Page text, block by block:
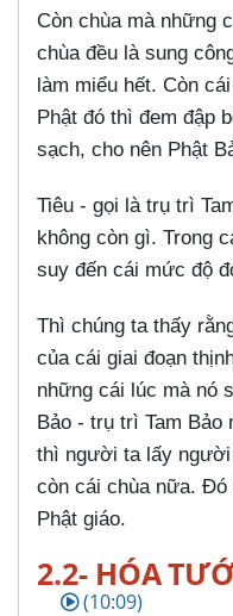
Còn chùa mà những
chùa đều là sung
làm miểu hết. Còn
Phật đó thì đem đập
sạch, cho nên Phật
Tiêu - gọi là trụ trì
không còn gì. Trong
suy đến cái mức độ
Thì chúng ta thấy
của cái giai đoạn
những cái lúc mà nó
Bảo - trụ trì Tam Bảo
thì người ta lấy người
còn cái chùa nữa.
Phật giáo.
2.2- HÓA
(10:09)